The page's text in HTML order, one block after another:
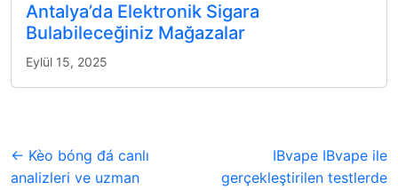
Antalya’da Elektronik Sigara
Bulabileceğiniz Mağazalar
Eylül 15, 2025
← Kèo bóng đá canlı
analizleri ve uzman
IBvape IBvape ile
gerçekleştirilen testlerde